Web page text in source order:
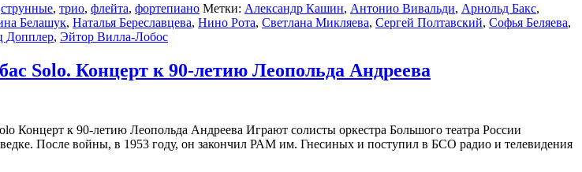
струнные, трио, флейта, фортепиано Метки: Александр Кашин, Антонио Вивальди, Арнольд Бакс,
Белашук, Наталья Береславцева, Нино Рота, Светлана Микляева, Сергей Полтавский, Софья Беляева,
Допплер, Эйтор Вилла-Лобос
Solo. Концерт к 90-летию Леопольда Андреева
Концерт к 90-летию Леопольда Андреева Играют солисты оркестра Большого театра России
После войны, в 1953 году, он закончил РАМ им. Гнесиных и поступил в БСО радио и телевидения